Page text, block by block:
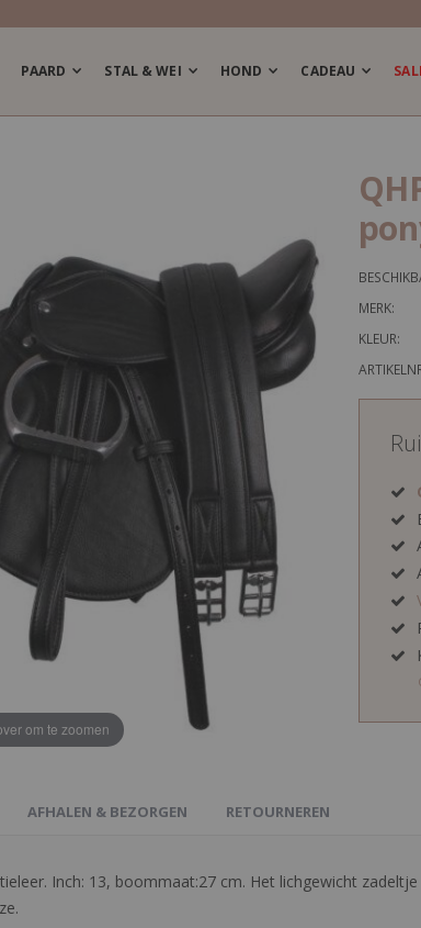
PAARD STAL & WEI HOND CADEAU
om te zoomen
MERK:
KLEUR:
Inch: 13, boommaat:27 cm. Het lichgewicht
AFHALEN & BEZORGEN RETOURNEREN